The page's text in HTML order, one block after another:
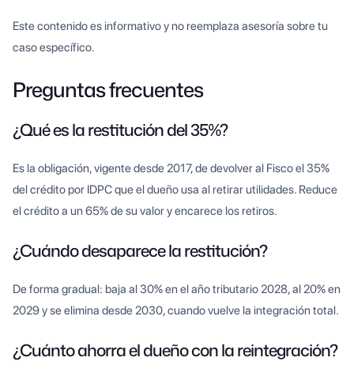
Este contenido es informativo y no reemplaza asesoría sobre tu
caso específico.
Preguntas frecuentes
¿Qué es la restitución del 35%?
Es la obligación, vigente desde 2017, de devolver al Fisco el 35%
del crédito por IDPC que el dueño usa al retirar utilidades. Reduce
el crédito a un 65% de su valor y encarece los retiros.
¿Cuándo desaparece la restitución?
De forma gradual: baja al 30% en el año tributario 2028, al 20% en
2029 y se elimina desde 2030, cuando vuelve la integración total.
¿Cuánto ahorra el dueño con la reintegración?